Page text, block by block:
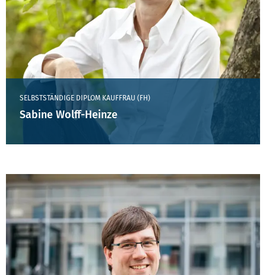
SELBSTSTÄNDIGE DIPLOM KAUFFRAU (FH)
Sabine Wolff-Heinze